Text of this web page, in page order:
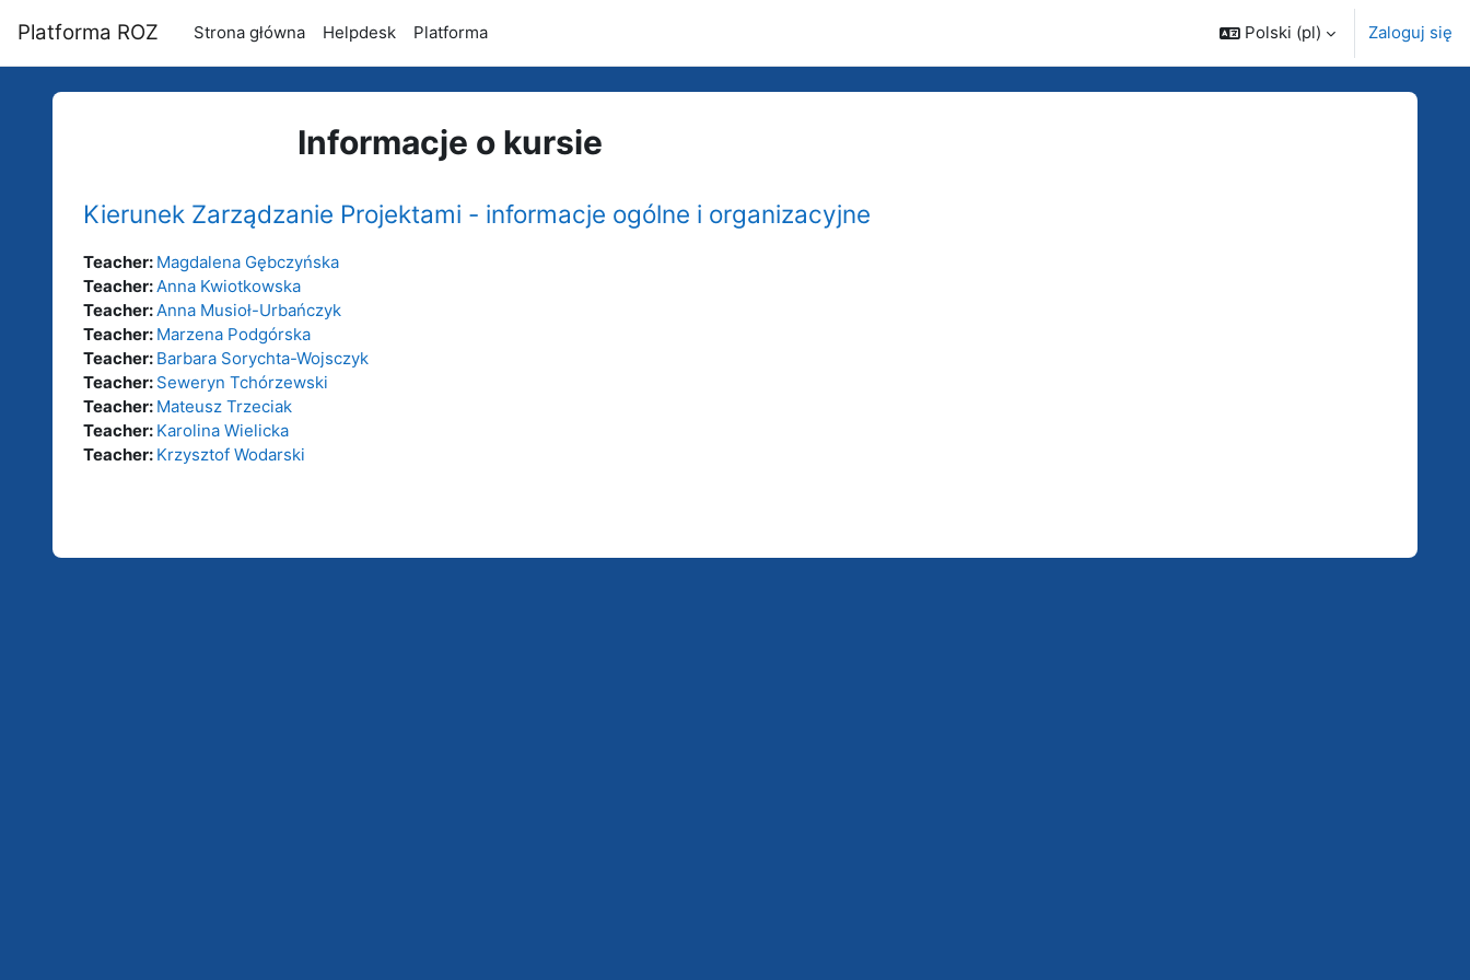
Platforma ROZ Strona główna Helpdesk Platforma Polski ‎(pl)‎ Zaloguj się
Informacje o kursie
Kierunek Zarządzanie Projektami - informacje ogólne i organizacyjne
Teacher: Magdalena Gębczyńska
Teacher:Anna Kwiotkowska
Teacher:Anna Musioł-Urbańczyk
Teacher: Marzena Podgórska
Teacher: Barbara Sorychta-Wojsczyk
Teacher: Seweryn Tchórzewski
Teacher: Mateusz Trzeciak
Teacher: Karolina Wielicka
Teacher: Krzysztof Wodarski